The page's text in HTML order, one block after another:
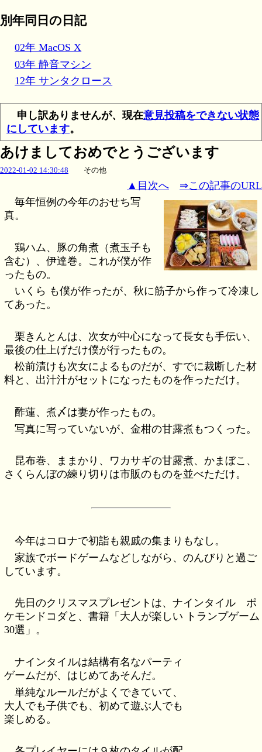
別年同日の日記
02年 MacOS X
03年 静音マシン
12年 サンタクロース
申し訳ありませんが、現在意見投稿をできない状態
にしています。
あけましておめでとうございます
2022-01-02 14:30:48 その他
▲目次へ
⇒この記事のURL
毎年恒例の今年のおせち写
真。
鶏ハム、豚の角煮（煮玉子も
含む）、伊達巻。これが僕が作
ったもの。
いくら も僕が作ったが、秋に筋子から作って冷凍し
てあった。
栗きんとんは、次女が中心になって長女も手伝い、
最後の仕上げだけ僕が行ったもの。
松前漬けも次女によるものだが、すでに裁断した材
料と、出汁汁がセットになったものを作っただけ。
酢蓮、煮〆は妻が作ったもの。
写真に写っていないが、金柑の甘露煮もつくった。
昆布巻、ままかり、ワカサギの甘露煮、かまぼこ、
さくらんぼの練り切りは市販のものを並べただけ。
今年はコロナで初詣も親戚の集まりもなし。
家族でボードゲームなどしながら、のんびりと過ご
しています。
先日のクリスマスプレゼントは、ナインタイル ポ
ケモンドコダと、書籍「大人が楽しい トランプゲーム
30選」。
ナインタイルは結構有名なパーティ
ゲームだが、はじめてあそんだ。
単純なルールだがよくできていて、
大人でも子供でも、初めて遊ぶ人でも
楽しめる。